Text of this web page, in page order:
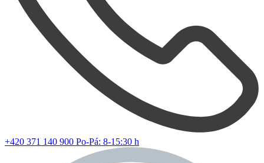
+420 371 140 900 Po-Pá: 8-15:30 h